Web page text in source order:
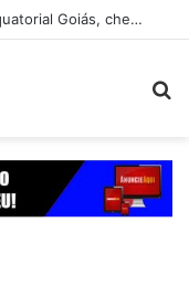
Mutirão Pelo Cliente Todo Dia, da Equatorial Goiás, chega a Goiânia na próxima segunda-feira (10)